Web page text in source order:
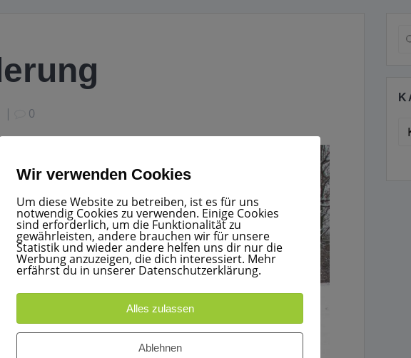
| 0
Wir verwenden Cookies
Um diese Website zu betreiben, ist es für uns
notwendig Cookies zu verwenden. Einige Cookies
sind erforderlich, um die Funktionalität zu
gewährleisten, andere brauchen wir für unsere
Statistik und wieder andere helfen uns dir nur die
Werbung anzuzeigen, die dich interessiert. Mehr
erfährst du in unserer Datenschutzerklärung.
Alles zulassen
Ablehnen